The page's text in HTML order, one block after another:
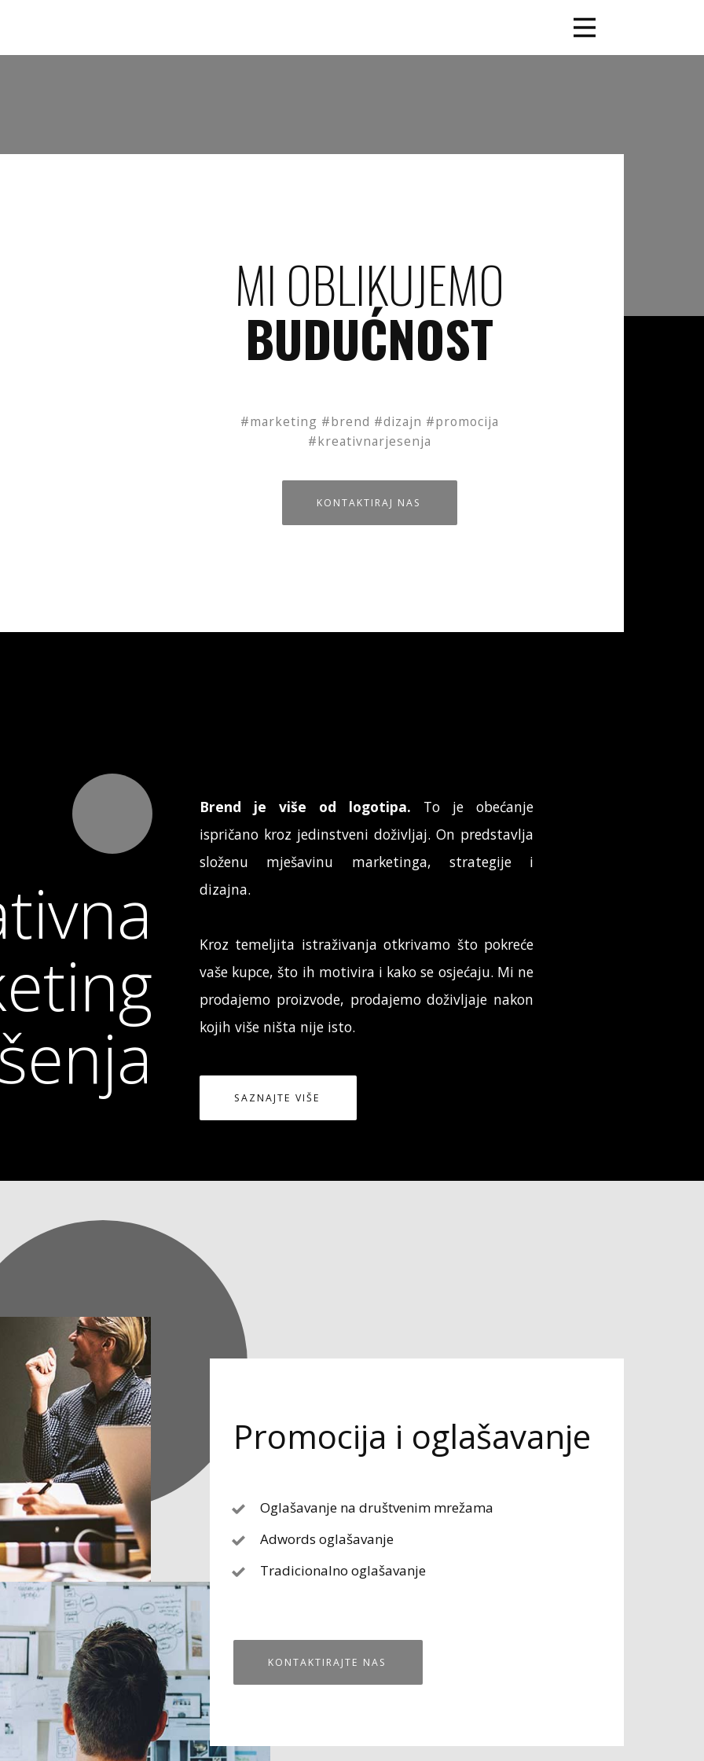
MI OBLIKUJEMO
BUDUĆNOST
#marketing #brend #dizajn #promocija
#kreativnarjesenja
KONTAKTIRAJ NAS
Brend je više od logotipa. To je obećanje
ispričano kroz jedinstveni doživljaj. On predstavlja
složenu mješavinu marketinga, strategije i
dizajna.
Kroz temeljita istraživanja otkrivamo što pokreće
vaše kupce, što ih motivira i kako se osjećaju. Mi ne
prodajemo proizvode, prodajemo doživljaje nakon
kojih više ništa nije isto.
SAZNAJTE VIŠE
Promocija i oglašavanje
Oglašavanje na društvenim mrežama
Adwords oglašavanje
Tradicionalno oglašavanje
KONTAKTIRAJTE NAS